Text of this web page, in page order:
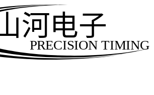
PRECISION TIMING
河电子